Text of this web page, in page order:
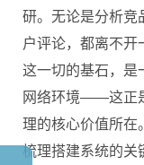
研。无论是分析竞
户评论，都离不开
这一切的基石，是
网络环境——这正
理的核心价值所在
梳理搭建系统的关